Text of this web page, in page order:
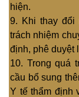
hiện.
9. Khi thay
trách nhiệm
định, phê duyệt
10. Trong quá
cầu bổ sung
Y tế thẩm định